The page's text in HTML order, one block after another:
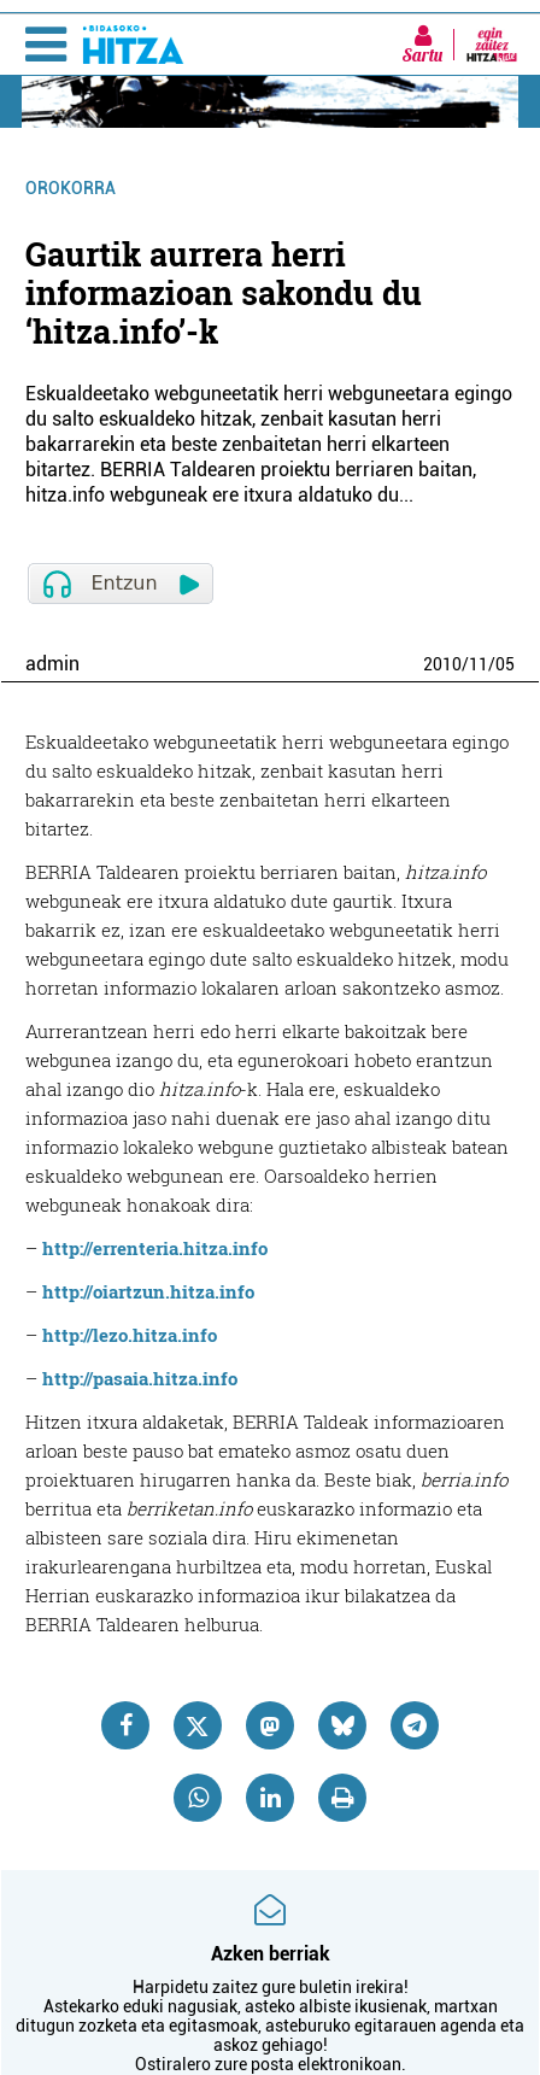
Sartu
OROKORRA
Gaurtik aurrera herri
informazioan sakondu du
‘hitza.info’-k
Eskualdeetako webguneetatik herri webguneetara egingo
du salto eskualdeko hitzak, zenbait kasutan herri
bakarrarekin eta beste zenbaitetan herri elkarteen
bitartez. BERRIA Taldearen proiektu berriaren baitan,
hitza.info webguneak ere itxura aldatuko du...
admin 2010/11/05
Eskualdeetako webguneetatik herri webguneetara egingo
du salto eskualdeko hitzak, zenbait kasutan herri
bakarrarekin eta beste zenbaitetan herri elkarteen
bitartez.
BERRIA Taldearen proiektu berriaren baitan, hitza.info
webguneak ere itxura aldatuko dute gaurtik. Itxura
bakarrik ez, izan ere eskualdeetako webguneetatik herri
webguneetara egingo dute salto eskualdeko hitzek, modu
horretan informazio lokalaren arloan sakontzeko asmoz.
Aurrerantzean herri edo herri elkarte bakoitzak bere
webgunea izango du, eta egunerokoari hobeto erantzun
ahal izango dio hitza.info-k. Hala ere, eskualdeko
informazioa jaso nahi duenak ere jaso ahal izango ditu
informazio lokaleko webgune guztietako albisteak batean
eskualdeko webgunean ere. Oarsoaldeko herrien
webguneak honakoak dira:
–http://errenteria.hitza.info
–http://oiartzun.hitza.info
–http://lezo.hitza.info
–http://pasaia.hitza.info
Hitzen itxura aldaketak, BERRIA Taldeak informazioaren
arloan beste pauso bat emateko asmoz osatu duen
proiektuaren hirugarren hanka da. Beste biak, berria.info
berritua eta berriketan.infoeuskarazko informazio eta
albisteen sare soziala dira. Hiru ekimenetan
irakurlearengana hurbiltzea eta, modu horretan, Euskal
Herrian euskarazko informazioa ikur bilakatzea da
BERRIA Taldearen helburua.
Azken berriak
Harpidetu zaitez gure buletin irekira!
Astekarko eduki nagusiak, asteko albiste ikusienak, martxan
ditugun zozketa eta egitasmoak, asteburuko egitarauen agenda eta
askoz gehiago!
Ostiralero zure posta elektronikoan.